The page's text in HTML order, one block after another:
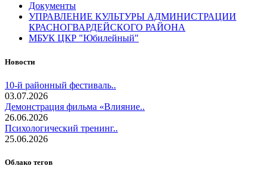
Документы
УПРАВЛЕНИЕ КУЛЬТУРЫ АДМИНИСТРАЦИИ
КРАСНОГВАРДЕЙСКОГО РАЙОНА
МБУК ЦКР "Юбилейный"
Новости
10-й районный фестиваль..
03.07.2026
Демонстрация фильма «Влияние..
26.06.2026
Психологический тренинг..
25.06.2026
Облако тегов